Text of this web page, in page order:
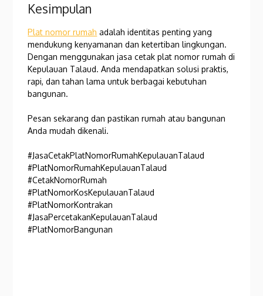
Kesimpulan
Plat nomor rumah adalah identitas penting yang
mendukung kenyamanan dan ketertiban lingkungan.
Dengan menggunakan jasa cetak plat nomor rumah di
Kepulauan Talaud. Anda mendapatkan solusi praktis,
rapi, dan tahan lama untuk berbagai kebutuhan
bangunan.
Pesan sekarang dan pastikan rumah atau bangunan
Anda mudah dikenali.
#JasaCetakPlatNomorRumahKepulauanTalaud
#PlatNomorRumahKepulauanTalaud
#CetakNomorRumah
#PlatNomorKosKepulauanTalaud
#PlatNomorKontrakan
#JasaPercetakanKepulauanTalaud
#PlatNomorBangunan